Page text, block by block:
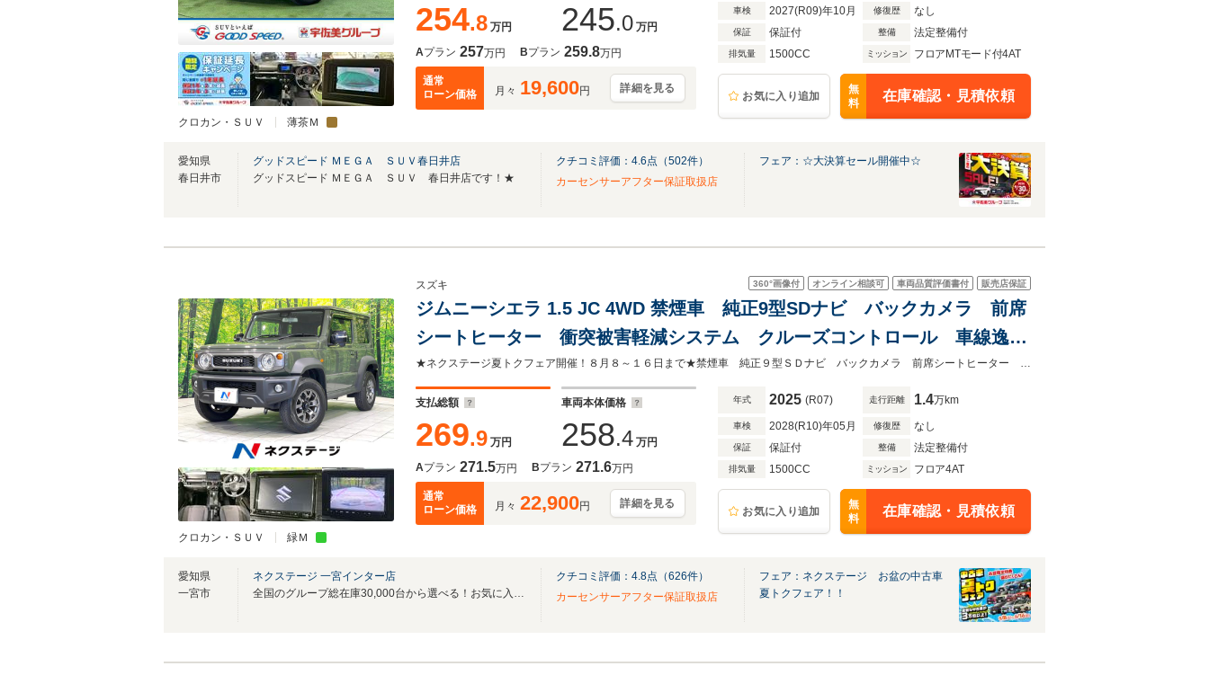
クロカン・ＳＵＶ 薄茶Ｍ
254.8 万円 245.0 万円
Aプラン 257万円 Bプラン 259.8万円
通常
ローン価格
月々 19,600円 詳細を見る
車検 2027(R09)年10月 修復歴 なし
保証 保証付 整備 法定整備付
排気量 1500CC ミッション フロアMTモード付4AT
お気に入り追加
無
料
在庫確認・見積依頼
愛知県
春日井市
グッドスピード ＭＥＧＡ ＳＵＶ春日井店
グッドスピード ＭＥＧＡ ＳＵＶ 春日井店です！★
クチコミ評価： 4.6点（502件）
カーセンサーアフター保証取扱店
フェア：☆大決算セール開催中☆
クロカン・ＳＵＶ 緑Ｍ
360°画像付 オンライン相談可 車両品質評価書付 販売店保証
スズキ
ジムニーシエラ 1.5 JC 4WD 禁煙車 純正9型SDナビ バックカメラ 前席
シートヒーター 衝突被害軽減システム クルーズコントロール 車線逸脱
警報 コーナーセンサー ETC オートエアコン オートライト LEDヘッ
ドライト
★ネクステージ夏トクフェア開催！８月８～１６日まで★禁煙車 純正９型ＳＤナビ バックカメラ 前席シートヒーター 衝突被害軽減システム
支払総額
269.9 万円
車両本体価格
258.4 万円
Aプラン 271.5万円 Bプラン 271.6万円
通常
ローン価格
月々 22,900円 詳細を見る
年式 2025 (R07) 走行距離 1.4万km
車検 2028(R10)年05月 修復歴 なし
保証 保証付 整備 法定整備付
排気量 1500CC ミッション フロア4AT
お気に入り追加
無
料
在庫確認・見積依頼
愛知県
一宮市
ネクステージ 一宮インター店
全国のグループ総在庫30,000台から選べる！お気に入りの愛車がきっと見つかります！
クチコミ評価： 4.8点（626件）
カーセンサーアフター保証取扱店
フェア：ネクステージ お盆の中古車
夏トクフェア！！